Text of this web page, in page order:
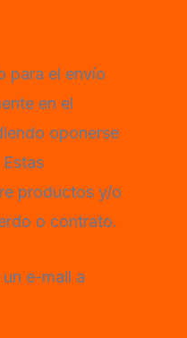
para el envío
en el
oponerse
productos y/o
o contrato.
e-mail a